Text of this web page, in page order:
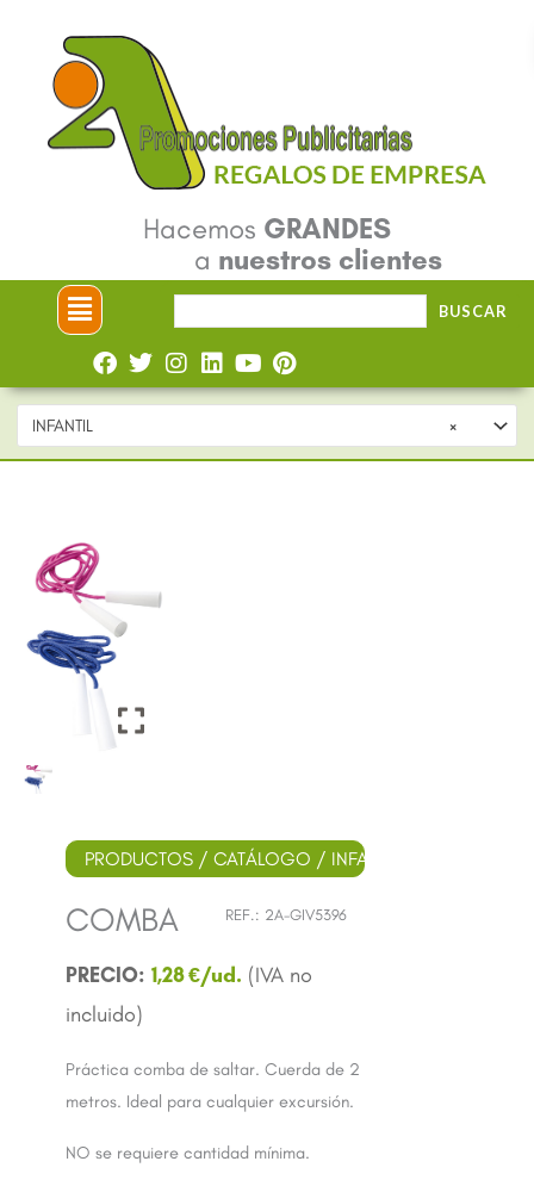
contenido
Hacemos GRANDES
a nuestros clientes
Menú BUSCAR
×
INFANTIL
PRODUCTOS / CATÁLOGO / INFANTIL
REF.: 2A-GIV5396
COMBA
1,28€
Práctica comba de saltar. Cuerda de 2
metros. Ideal para cualquier excursión.
NO se requiere cantidad mínima.